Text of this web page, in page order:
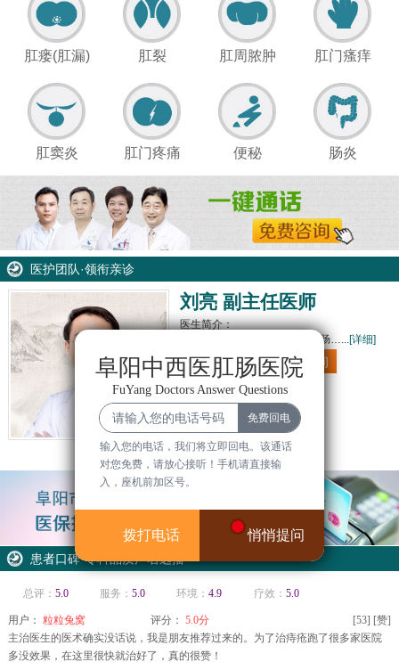
肛瘘(肛漏) 肛裂 肛周脓肿 肛门瘙痒
肛窦炎 肛门疼痛 便秘 肠炎
医护团队·领衔亲诊
刘亮 副主任医师
医生简介：
刘亮 副主任医师● 阜阳兆岐肛肠…...[详细]
电话咨询 在线咨询
患者口碑·专科品质声名远播
总评：5.0 服务：5.0 环境：4.9 疗效： 5.0
用户： 粒粒兔窝 评分： 5.0分 [53] [赞]
主治医生的医术确实没话说，我是朋友推荐过来的。为了治痔疮跑了很多家医院
多没效果，在这里很快就治好了，真的很赞！
阜阳中西医肛肠医院
FuYang Doctors Answer Questions
输入您的电话，我们将立即回电。该通话
对您免费，请放心接听！手机请直接输
入，座机前加区号。
拨打电话 悄悄提问